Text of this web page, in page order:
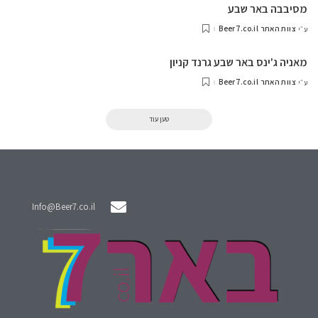
מסיבבה באר שבע
ע״י צוות האתר Beer7.co.il
מאניה ג'ינס באר שבע גרנד קניון
ע״י צוות האתר Beer7.co.il
טען עוד
Info@Beer7.co.il